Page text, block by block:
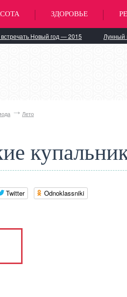
ЗДОРОВЬЕ
Новый год — 2015 Лунный
Лето
Twitter Odnoklassniki